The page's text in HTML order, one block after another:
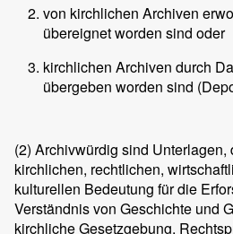
von kirchlichen Archiven
übereignet worden sind oder
kirchlichen Archiven durch
übergeben worden sind
(2) Archivwürdig sind Unterlagen,
kirchlichen, rechtlichen,
kulturellen Bedeutung für die
Verständnis von Geschichte und
kirchliche Gesetzgebung,